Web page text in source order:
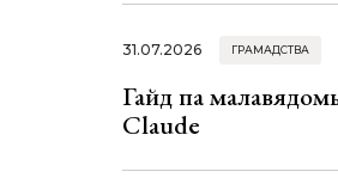
31.07.2026 ГРАМАДСТВА
Гайд па
Claude